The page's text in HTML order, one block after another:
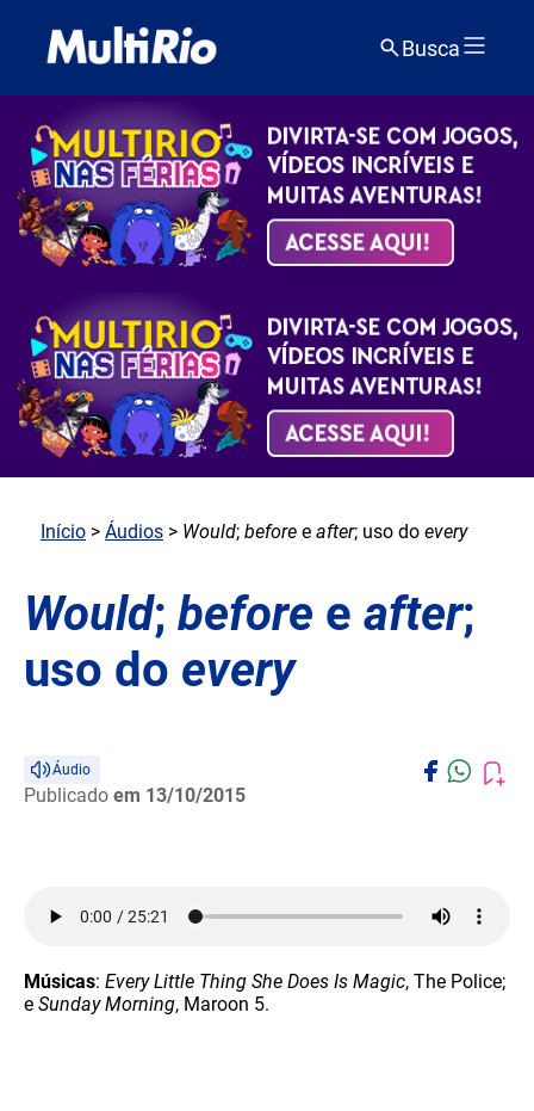
Busca
Início > Áudios > Would; before e after; uso do every
Would; before e after;
uso do every
Áudio
Publicado em 13/10/2015
Músicas: Every Little Thing She Does Is Magic, The Police;
e Sunday Morning, Maroon 5.